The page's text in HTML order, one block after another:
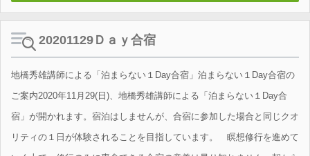
20201129Ｄａｙ合宿
地橋秀雄講師による「泊まらない１Day合宿」泊まらない１Day合宿の
ご案内2020年11月29(日)、地橋秀雄講師による「泊まらない１Day合
宿」が開かれます。宿泊はしませんが、合宿に参加した場合と同じクオ
リティの１日が体験されることを目指しています。 瞑想修行を進めて